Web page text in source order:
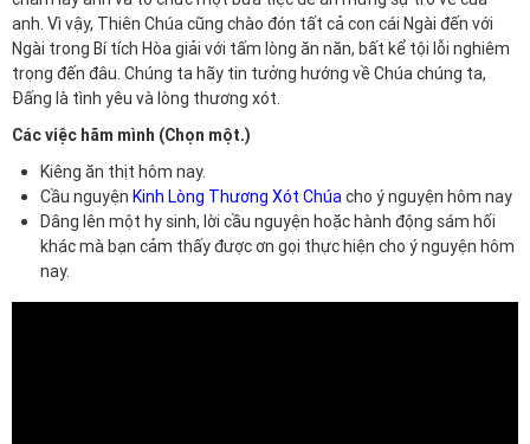
anh. Vì vậy, Thiên Chúa cũng chào đón tất cả con cái Ngài đến với
Ngài trong Bí tích Hòa giải với tấm lòng ăn năn, bất kể tội lỗi nghiêm
trọng đến đâu. Chúng ta hãy tin tưởng hướng về Chúa chúng ta,
Đấng là tình yêu và lòng thương xót.
Các việc hãm mình (Chọn một.)
Kiêng ăn thịt hôm nay.
Cầu nguyện Kinh Lòng Thương Xót Chúacho ý nguyện hôm nay
Dâng lên một hy sinh, lời cầu nguyện hoặc hành động sám hối
khác mà bạn cảm thấy được ơn gọi thực hiện cho ý nguyện hôm
nay.